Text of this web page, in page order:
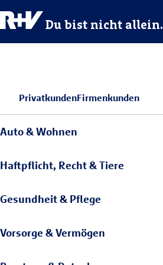
Du bist nicht allein.
PrivatkundenFirmenkunden
Auto & Wohnen
Haftpflicht, Recht & Tiere
Gesundheit & Pflege
Vorsorge & Vermögen